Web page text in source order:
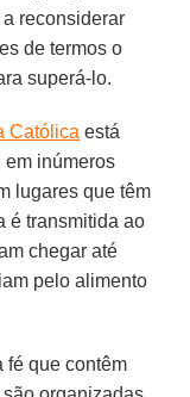
reconsiderar
de termos o
superá-lo.
Católica está
em inúmeros
lugares que têm
é transmitida ao
chegar até
pelo alimento
fé que contêm